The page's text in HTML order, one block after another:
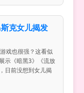
克女儿揭发
戏也很强？这看似
示《暗黑3》《流放
日前没想到女儿揭